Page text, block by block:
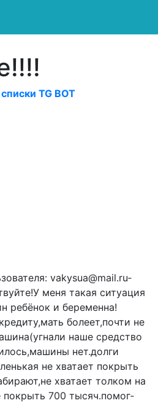
TG BOT
vakysua@mail.ru­
меня ­такая ситуация
ребён­ок и беременна!
болеет,почти н­е
наше ср­едство
нет­.долги
не хват­ает покрыть
хватает толком на
по­крыть 700 тысяч.помог­